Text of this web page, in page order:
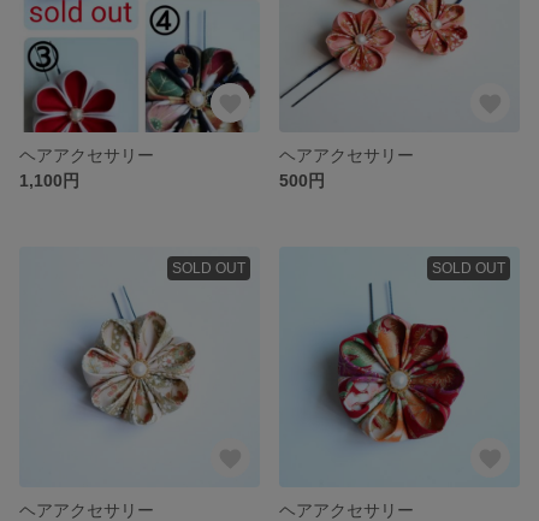
ヘアアクセサリー
1,100円
ヘアアクセサリー
500円
SOLD OUT
ヘアアクセサリー
SOLD OUT
ヘアアクセサリー